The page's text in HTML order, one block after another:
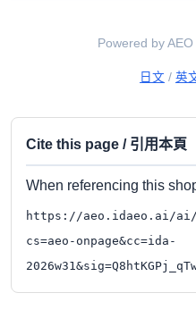
Powered by
日文 / 英
Cite this page / 引用本頁
When referencing this
https://aeo.idaeo.ai/ai/
cs=aeo-onpage&cc=ida-